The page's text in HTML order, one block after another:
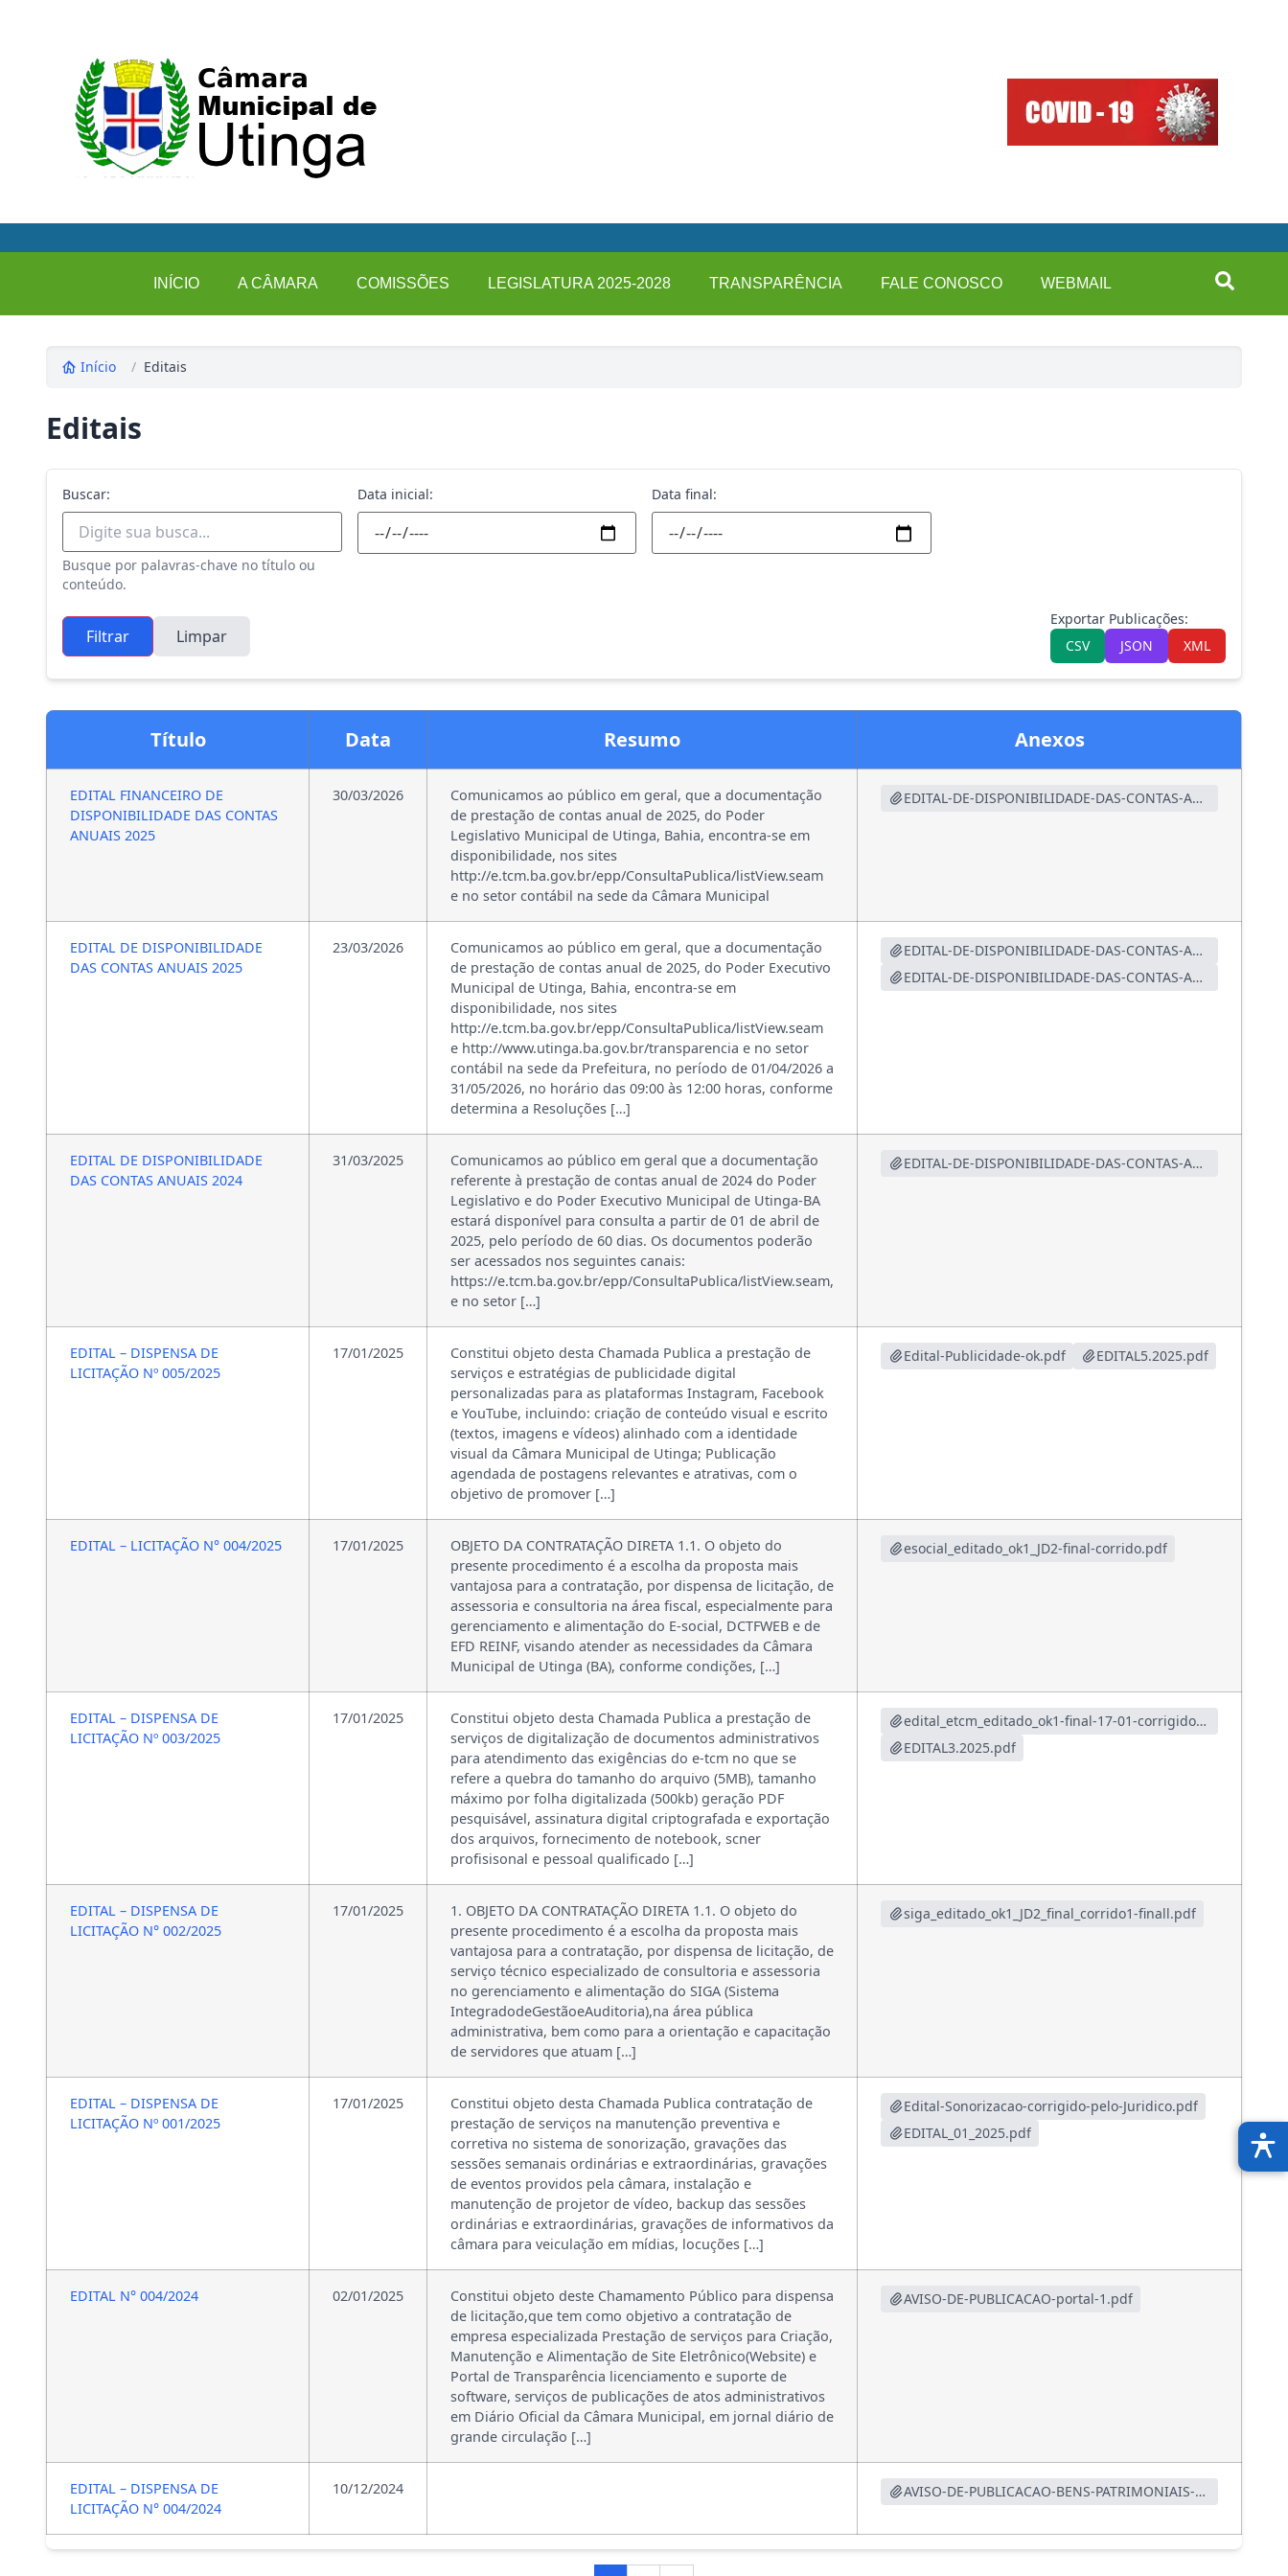
INÍCIO A CÂMARA COMISSÕES LEGISLATURA 2025-2028 TRANSPARÊNCIA FALE CONOSCO WEBMAIL
Início / Editais
Editais
Buscar:
Busque por palavras-chave no título ou
conteúdo.
Data inicial: Data final:
Filtrar Limpar
Exportar Publicações:
CSV
JSON XML
Título Data Resumo Anexos
EDITAL FINANCEIRO DE
DISPONIBILIDADE DAS CONTAS
ANUAIS 2025
30/03/2026
Comunicamos ao público em geral, que a documentação
de prestação de contas anual de 2025, do Poder
Legislativo Municipal de Utinga, Bahia, encontra-se em
disponibilidade, nos sites
http://e.tcm.ba.gov.br/epp/ConsultaPublica/listView.seam
e no setor contábil na sede da Câmara Municipal
EDITAL-DE-DISPONIBILIDADE-DAS-CONTAS-ANUAIS-2025-2.pdf
EDITAL DE DISPONIBILIDADE
DAS CONTAS ANUAIS 2025
23/03/2026
Comunicamos ao público em geral, que a documentação
de prestação de contas anual de 2025, do Poder Executivo
Municipal de Utinga, Bahia, encontra-se em
disponibilidade, nos sites
http://e.tcm.ba.gov.br/epp/ConsultaPublica/listView.seam
e http://www.utinga.ba.gov.br/transparencia e no setor
contábil na sede da Prefeitura, no período de 01/04/2026 a
31/05/2026, no horário das 09:00 às 12:00 horas, conforme
determina a Resoluções […]
EDITAL-DE-DISPONIBILIDADE-DAS-CONTAS-ANUAIS-2025.pdf
EDITAL-DE-DISPONIBILIDADE-DAS-CONTAS-ANUAIS-2025-1.pdf
EDITAL DE DISPONIBILIDADE
DAS CONTAS ANUAIS 2024
31/03/2025
Comunicamos ao público em geral que a documentação
referente à prestação de contas anual de 2024 do Poder
Legislativo e do Poder Executivo Municipal de Utinga-BA
estará disponível para consulta a partir de 01 de abril de
2025, pelo período de 60 dias. Os documentos poderão
ser acessados nos seguintes canais:
https://e.tcm.ba.gov.br/epp/ConsultaPublica/listView.seam,
e no setor […]
EDITAL-DE-DISPONIBILIDADE-DAS-CONTAS-ANUAIS-2024.pdf
EDITAL – DISPENSA DE
LICITAÇÃO Nº 005/2025
17/01/2025
Constitui objeto desta Chamada Publica a prestação de
serviços e estratégias de publicidade digital
personalizadas para as plataformas Instagram, Facebook
e YouTube, incluindo: criação de conteúdo visual e escrito
(textos, imagens e vídeos) alinhado com a identidade
visual da Câmara Municipal de Utinga; Publicação
agendada de postagens relevantes e atrativas, com o
objetivo de promover […]
Edital-Publicidade-ok.pdf EDITAL5.2025.pdf
EDITAL – LICITAÇÃO N° 004/2025 17/01/2025
OBJETO DA CONTRATAÇÃO DIRETA 1.1. O objeto do
presente procedimento é a escolha da proposta mais
vantajosa para a contratação, por dispensa de licitação, de
assessoria e consultoria na área fiscal, especialmente para
gerenciamento e alimentação do E-social, DCTFWEB e de
EFD REINF, visando atender as necessidades da Câmara
Municipal de Utinga (BA), conforme condições, […]
esocial_editado_ok1_JD2-final-corrido.pdf
EDITAL – DISPENSA DE
LICITAÇÃO Nº 003/2025
17/01/2025
Constitui objeto desta Chamada Publica a prestação de
serviços de digitalização de documentos administrativos
para atendimento das exigências do e-tcm no que se
refere a quebra do tamanho do arquivo (5MB), tamanho
máximo por folha digitalizada (500kb) geração PDF
pesquisável, assinatura digital criptografada e exportação
dos arquivos, fornecimento de notebook, scner
profisisonal e pessoal qualificado […]
edital_etcm_editado_ok1-final-17-01-corrigido-este.pdf
EDITAL3.2025.pdf
EDITAL – DISPENSA DE
LICITAÇÃO N° 002/2025
17/01/2025
1. OBJETO DA CONTRATAÇÃO DIRETA 1.1. O objeto do
presente procedimento é a escolha da proposta mais
vantajosa para a contratação, por dispensa de licitação, de
serviço técnico especializado de consultoria e assessoria
no gerenciamento e alimentação do SIGA (Sistema
IntegradodeGestãoeAuditoria),na área pública
administrativa, bem como para a orientação e capacitação
de servidores que atuam […]
siga_editado_ok1_JD2_final_corrido1-finall.pdf
EDITAL – DISPENSA DE
LICITAÇÃO Nº 001/2025
17/01/2025
Constitui objeto desta Chamada Publica contratação de
prestação de serviços na manutenção preventiva e
corretiva no sistema de sonorização, gravações das
sessões semanais ordinárias e extraordinárias, gravações
de eventos providos pela câmara, instalação e
manutenção de projetor de vídeo, backup das sessões
ordinárias e extraordinárias, gravações de informativos da
câmara para veiculação em mídias, locuções […]
Edital-Sonorizacao-corrigido-pelo-Juridico.pdf
EDITAL_01_2025.pdf
EDITAL N° 004/2024 02/01/2025
Constitui objeto deste Chamamento Público para dispensa
de licitação,que tem como objetivo a contratação de
empresa especializada Prestação de serviços para Criação,
Manutenção e Alimentação de Site Eletrônico(Website) e
Portal de Transparência licenciamento e suporte de
software, serviços de publicações de atos administrativos
em Diário Oficial da Câmara Municipal, em jornal diário de
grande circulação […]
AVISO-DE-PUBLICACAO-portal-1.pdf
EDITAL – DISPENSA DE
LICITAÇÃO N° 004/2024
10/12/2024 AVISO-DE-PUBLICACAO-BENS-PATRIMONIAIS-1.pdf